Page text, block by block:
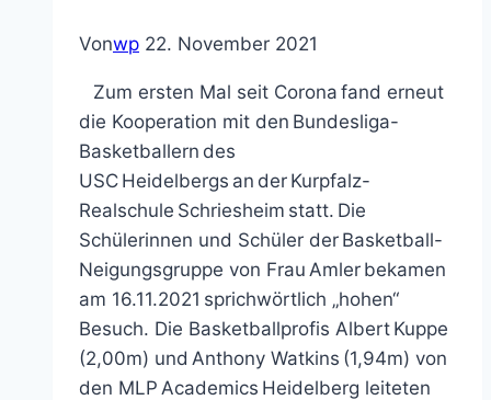
Vonwp 22. November 2021
Zum ersten Mal seit Corona fand erneut
die Kooperation mit den Bundesliga-
Basketballern des
USC Heidelbergs an der Kurpfalz-
Realschule Schriesheim statt. Die
Schülerinnen und Schüler der Basketball-
Neigungsgruppe von Frau Amler bekamen
am 16.11.2021 sprichwörtlich „hohen“
Besuch. Die Basketballprofis Albert Kuppe
(2,00m) und Anthony Watkins (1,94m) von
den MLP Academics Heidelberg leiteten